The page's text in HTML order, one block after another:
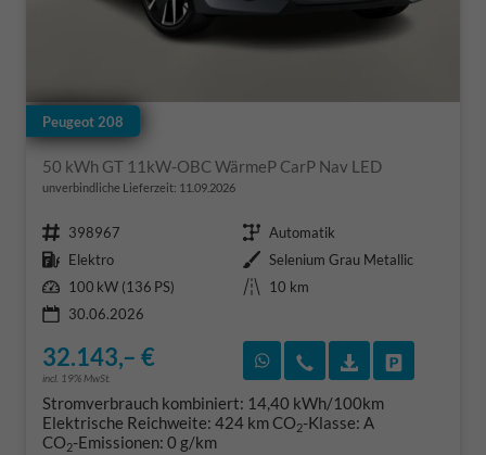
Peugeot 208
50 kWh GT 11kW-OBC WärmeP CarP Nav LED
unverbindliche Lieferzeit: 11.09.2026
Fahrzeugnr. 398967 Getriebe Automatik
Kraftstoff Elektro Außenfarbe Selenium Grau Metallic
Leistung 100 kW (136 PS) Kilometerstand
10 km
30.06.2026
32.143,– €
incl. 19% MwSt.
Rückruf vereinbaren
Wir rufen Sie an
Stromverbrauch kombiniert: 14,40 kWh/100km
Elektrische Reichweite: 424 kmCO2-Klasse: A
CO2-Emissionen: 0 g/km